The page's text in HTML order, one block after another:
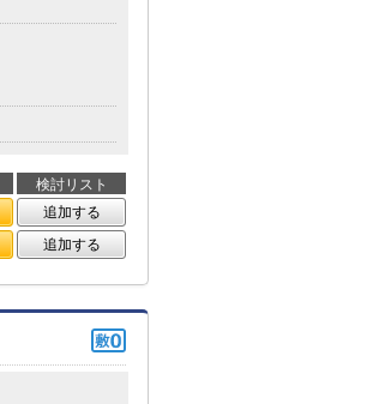
検討リスト
追加する
追加する